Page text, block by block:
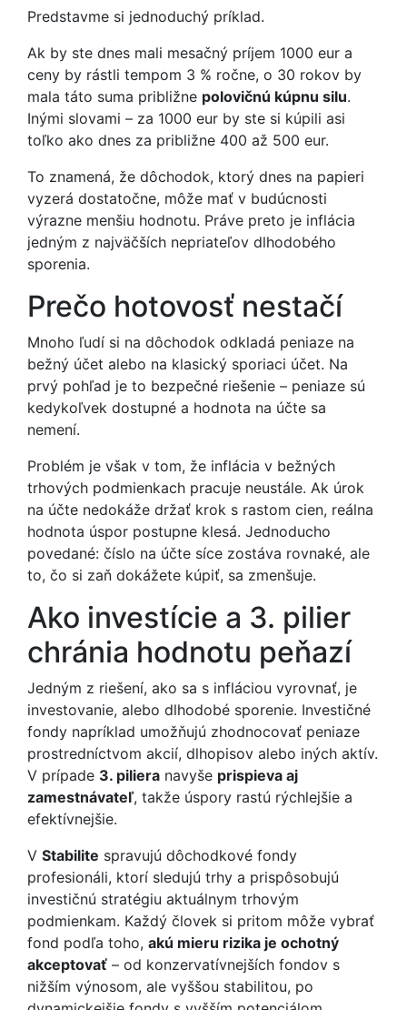
Predstavme si jednoduchý príklad.
Ak by ste dnes mali mesačný príjem 1000 eur a
ceny by rástli tempom 3 % ročne, o 30 rokov by
mala táto suma približne polovičnú kúpnu silu.
Inými slovami – za 1000 eur by ste si kúpili asi
toľko ako dnes za približne 400 až 500 eur.
To znamená, že dôchodok, ktorý dnes na papieri
vyzerá dostatočne, môže mať v budúcnosti
výrazne menšiu hodnotu. Práve preto je inflácia
jedným z najväčších nepriateľov dlhodobého
sporenia.
Prečo hotovosť nestačí
Mnoho ľudí si na dôchodok odkladá peniaze na
bežný účet alebo na klasický sporiaci účet. Na
prvý pohľad je to bezpečné riešenie – peniaze sú
kedykoľvek dostupné a hodnota na účte sa
nemení.
Problém je však v tom, že inflácia v bežných
trhových podmienkach pracuje neustále. Ak úrok
na účte nedokáže držať krok s rastom cien, reálna
hodnota úspor postupne klesá. Jednoducho
povedané: číslo na účte síce zostáva rovnaké, ale
to, čo si zaň dokážete kúpiť, sa zmenšuje.
Ako investície a 3. pilier
chránia hodnotu peňazí
Jedným z riešení, ako sa s infláciou vyrovnať, je
investovanie, alebo dlhodobé sporenie. Investičné
fondy napríklad umožňujú zhodnocovať peniaze
prostredníctvom akcií, dlhopisov alebo iných aktív.
V prípade 3. piliera navyše prispieva aj
zamestnávateľ, takže úspory rastú rýchlejšie a
efektívnejšie.
V Stabilite spravujú dôchodkové fondy
profesionáli, ktorí sledujú trhy a prispôsobujú
investičnú stratégiu aktuálnym trhovým
podmienkam. Každý človek si pritom môže vybrať
fond podľa toho, akú mieru rizika je ochotný
akceptovať – od konzervatívnejších fondov s
nižším výnosom, ale vyššou stabilitou, po